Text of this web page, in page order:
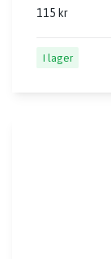
115 kr
I lager